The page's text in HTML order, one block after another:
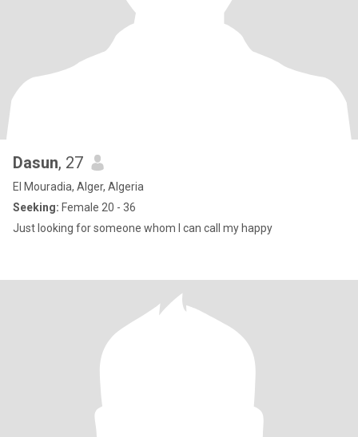
Dasun, 27
El Mouradia, Alger, Algeria
Seeking: Female 20 - 36
Just looking for someone whom I can call my happy